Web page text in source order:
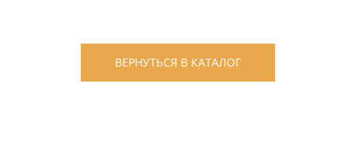
ВЕРНУТЬСЯ В КАТАЛОГ